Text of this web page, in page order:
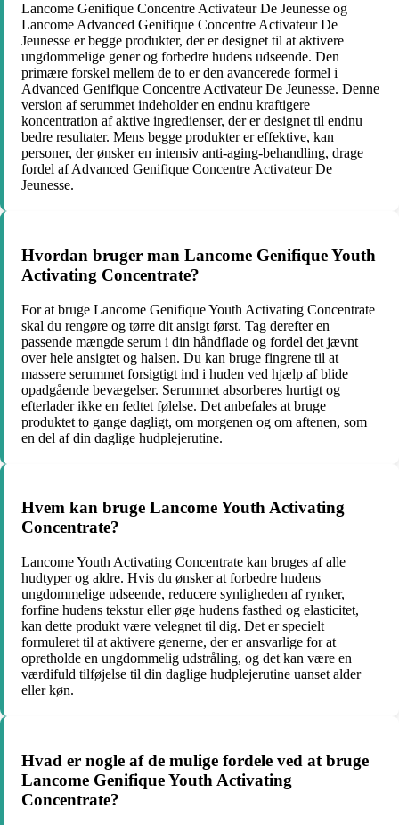
Lancome Genifique Concentre Activateur De Jeunesse og
Lancome Advanced Genifique Concentre Activateur De
Jeunesse er begge produkter, der er designet til at aktivere
ungdommelige gener og forbedre hudens udseende. Den
primære forskel mellem de to er den avancerede formel i
Advanced Genifique Concentre Activateur De Jeunesse. Denne
version af serummet indeholder en endnu kraftigere
koncentration af aktive ingredienser, der er designet til endnu
bedre resultater. Mens begge produkter er effektive, kan
personer, der ønsker en intensiv anti-aging-behandling, drage
fordel af Advanced Genifique Concentre Activateur De
Jeunesse.
Hvordan bruger man Lancome Genifique Youth
Activating Concentrate?
For at bruge Lancome Genifique Youth Activating Concentrate
skal du rengøre og tørre dit ansigt først. Tag derefter en
passende mængde serum i din håndflade og fordel det jævnt
over hele ansigtet og halsen. Du kan bruge fingrene til at
massere serummet forsigtigt ind i huden ved hjælp af blide
opadgående bevægelser. Serummet absorberes hurtigt og
efterlader ikke en fedtet følelse. Det anbefales at bruge
produktet to gange dagligt, om morgenen og om aftenen, som
en del af din daglige hudplejerutine.
Hvem kan bruge Lancome Youth Activating
Concentrate?
Lancome Youth Activating Concentrate kan bruges af alle
hudtyper og aldre. Hvis du ønsker at forbedre hudens
ungdommelige udseende, reducere synligheden af rynker,
forfine hudens tekstur eller øge hudens fasthed og elasticitet,
kan dette produkt være velegnet til dig. Det er specielt
formuleret til at aktivere generne, der er ansvarlige for at
opretholde en ungdommelig udstråling, og det kan være en
værdifuld tilføjelse til din daglige hudplejerutine uanset alder
eller køn.
Hvad er nogle af de mulige fordele ved at bruge
Lancome Genifique Youth Activating
Concentrate?